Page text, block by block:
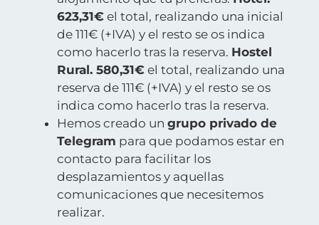
623,31€ el total, realizando una inicial
de 111€ (+IVA) y el resto se os indica
como hacerlo tras la reserva. Hostel
Rural. 580,31€ el total, realizando una
reserva de 111€ (+IVA) y el resto se os
indica como hacerlo tras la reserva.
Hemos creado un grupo privado de
Telegram para que podamos estar en
contacto para facilitar los
desplazamientos y aquellas
comunicaciones que necesitemos
realizar.